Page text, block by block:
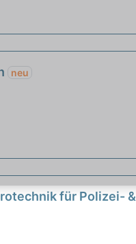
neu
für Polizei- &